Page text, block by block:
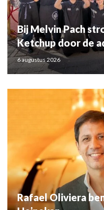
Bij Melvin Pach
Ketchup door de
6 augustus 2026
Rafael Oliviera